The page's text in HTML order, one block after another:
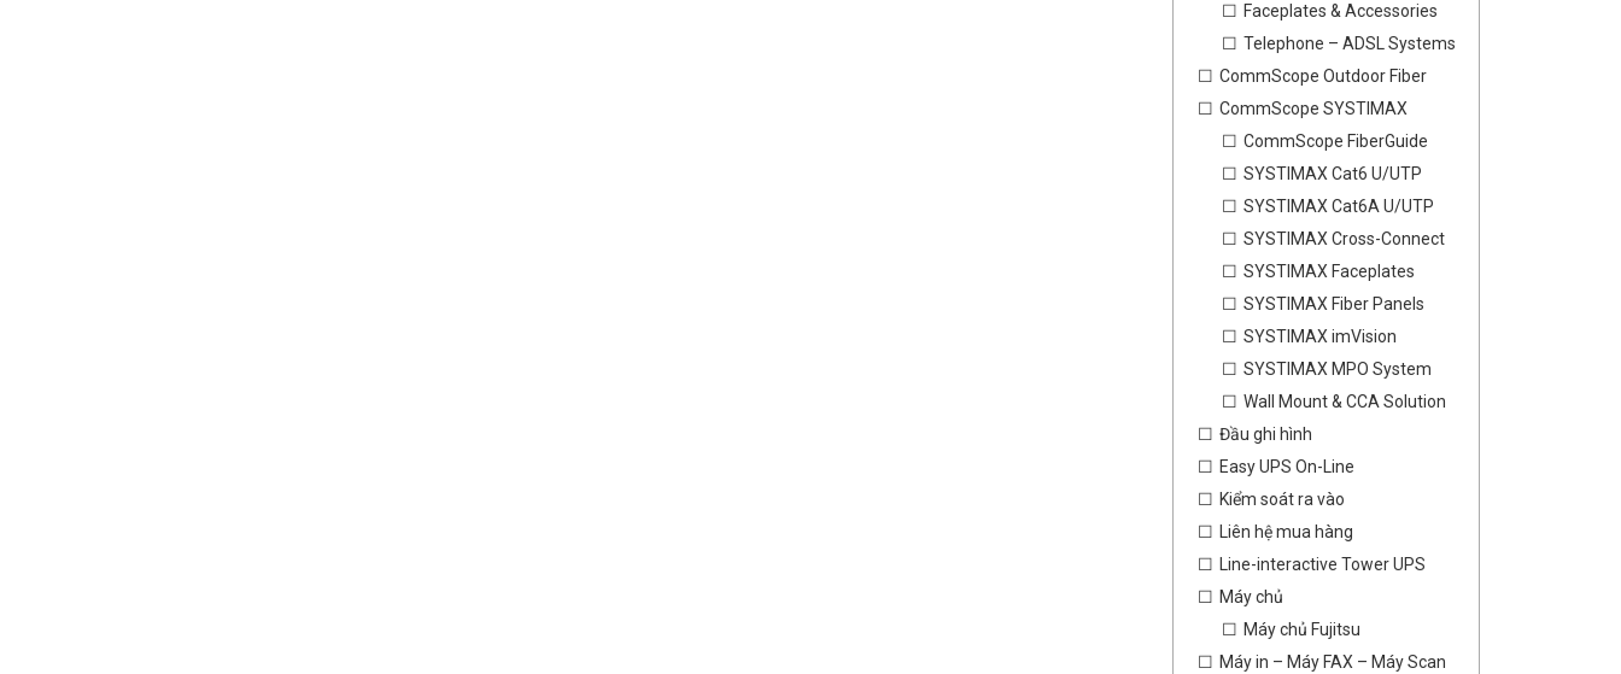
Faceplates & Accessories
Telephone – ADSL Systems
CommScope Outdoor Fiber
CommScope SYSTIMAX
CommScope FiberGuide
SYSTIMAX Cat6 U/UTP
SYSTIMAX Cat6A U/UTP
SYSTIMAX Cross-Connect
SYSTIMAX Faceplates
SYSTIMAX Fiber Panels
SYSTIMAX imVision
SYSTIMAX MPO System
Wall Mount & CCA Solution
Đầu ghi hình
Easy UPS On-Line
Kiểm soát ra vào
Liên hệ mua hàng
Line-interactive Tower UPS
Máy chủ
Máy chủ Fujitsu
Máy in – Máy FAX – Máy Scan